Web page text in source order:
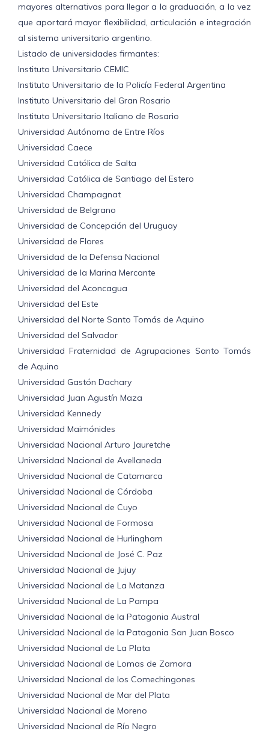
mayores alternativas para llegar a la graduación, a la vez
que aportará mayor flexibilidad, articulación e integración
al sistema universitario argentino.
Listado de universidades firmantes:
Instituto Universitario CEMIC
Instituto Universitario de la Policía Federal Argentina
Instituto Universitario del Gran Rosario
Instituto Universitario Italiano de Rosario
Universidad Autónoma de Entre Ríos
Universidad Caece
Universidad Católica de Salta
Universidad Católica de Santiago del Estero
Universidad Champagnat
Universidad de Belgrano
Universidad de Concepción del Uruguay
Universidad de Flores
Universidad de la Defensa Nacional
Universidad de la Marina Mercante
Universidad del Aconcagua
Universidad del Este
Universidad del Norte Santo Tomás de Aquino
Universidad del Salvador
Universidad Fraternidad de Agrupaciones Santo Tomás
de Aquino
Universidad Gastón Dachary
Universidad Juan Agustín Maza
Universidad Kennedy
Universidad Maimónides
Universidad Nacional Arturo Jauretche
Universidad Nacional de Avellaneda
Universidad Nacional de Catamarca
Universidad Nacional de Córdoba
Universidad Nacional de Cuyo
Universidad Nacional de Formosa
Universidad Nacional de Hurlingham
Universidad Nacional de José C. Paz
Universidad Nacional de Jujuy
Universidad Nacional de La Matanza
Universidad Nacional de La Pampa
Universidad Nacional de la Patagonia Austral
Universidad Nacional de la Patagonia San Juan Bosco
Universidad Nacional de La Plata
Universidad Nacional de Lomas de Zamora
Universidad Nacional de los Comechingones
Universidad Nacional de Mar del Plata
Universidad Nacional de Moreno
Universidad Nacional de Río Negro